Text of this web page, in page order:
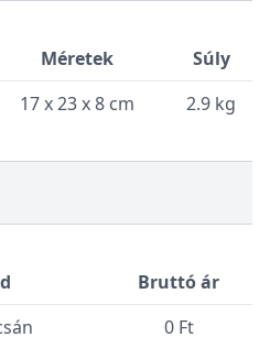
Méretek
Súly
17 x 23 x 8 cm 2.9 kg
Bruttó ár
0 Ft